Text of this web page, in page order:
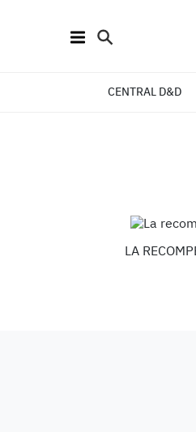
CENTRAL D&D
LA